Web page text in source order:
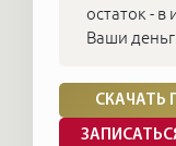
остаток - в
Ваши
СКАЧАТЬ